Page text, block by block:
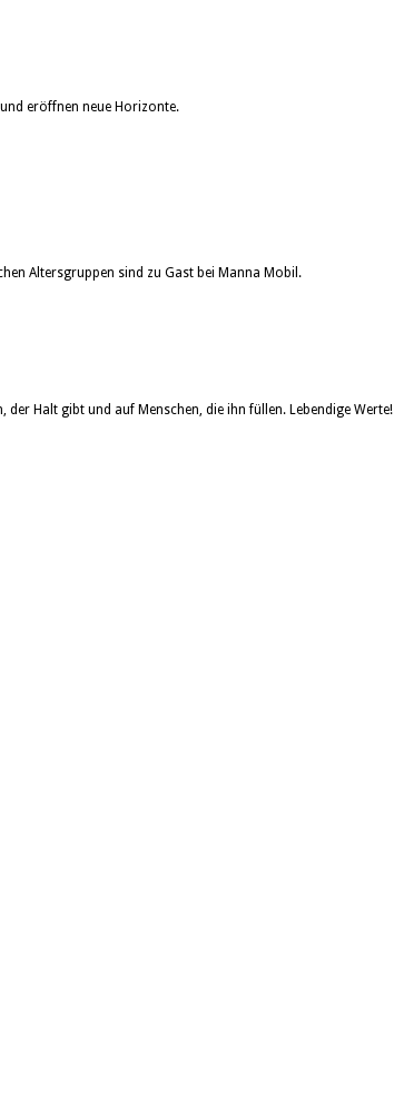
eröffnen neue Horizonte.
Altersgruppen sind zu Gast bei Manna Mobil.
Halt gibt und auf Menschen, die ihn füllen. Lebendige Werte!